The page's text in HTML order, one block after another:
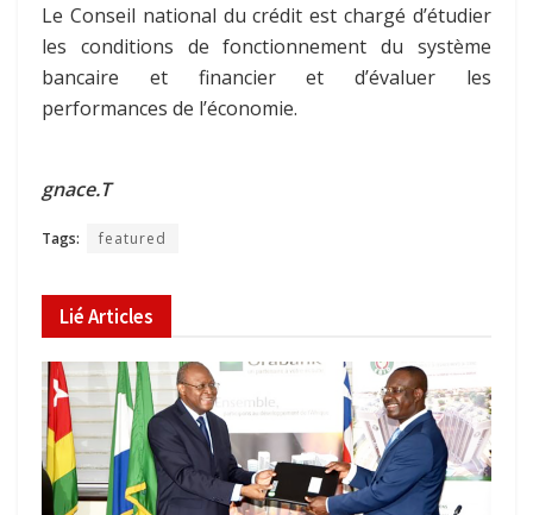
Le Conseil national du crédit est chargé d’étudier
les conditions de fonctionnement du système
bancaire et financier et d’évaluer les
performances de l’économie.
gnace.T
Tags: featured
LiéArticles